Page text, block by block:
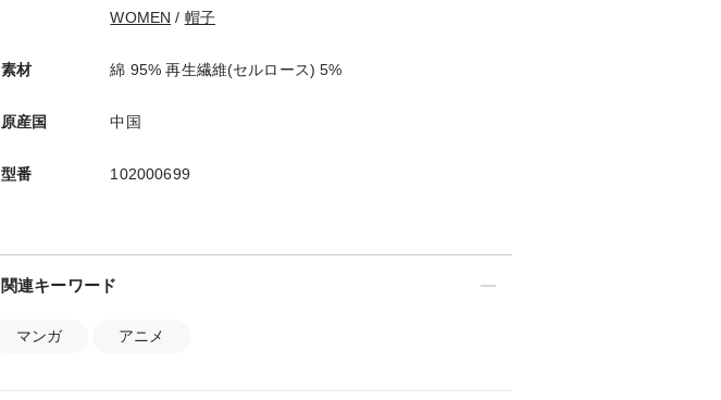
WOMEN / 帽子
素材 綿 95% 再生繊維(セルロース) 5%
原産国 中国
型番 102000699
関連キーワード
マンガ アニメ